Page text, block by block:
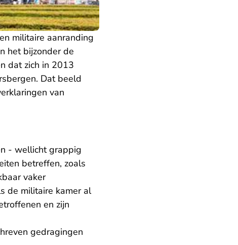
militaire aanranding
het bijzonder de
dat zich in 2013
Dat beeld
van
- wellicht grappig
betreffen, zoals
vaker
de militaire kamer al
en zijn
gedragingen